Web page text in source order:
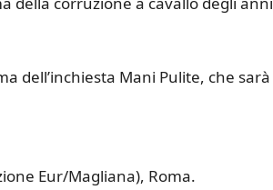
dell’inchiesta Mani Pulite, che sarà
Eur/Magliana), Roma.